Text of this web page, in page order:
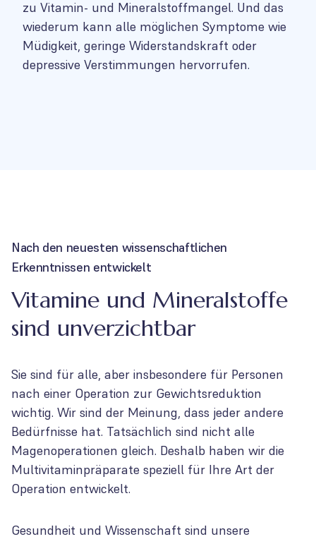
zu Vitamin- und Mineralstoffmangel. Und das
wiederum kann alle möglichen Symptome wie
Müdigkeit, geringe Widerstandskraft oder
depressive Verstimmungen hervorrufen.
Nach den neuesten wissenschaftlichen
Erkenntnissen entwickelt
Vitamine und Mineralstoffe
sind unverzichtbar
Sie sind für alle, aber insbesondere für Personen
nach einer Operation zur Gewichtsreduktion
wichtig. Wir sind der Meinung, dass jeder andere
Bedürfnisse hat. Tatsächlich sind nicht alle
Magenoperationen gleich. Deshalb haben wir die
Multivitaminpräparate speziell für Ihre Art der
Operation entwickelt.
Gesundheit und Wissenschaft sind unsere